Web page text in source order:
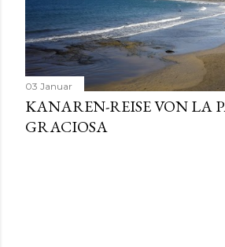
03 Januar
KANAREN-REISE VON LA
GRACIOSA